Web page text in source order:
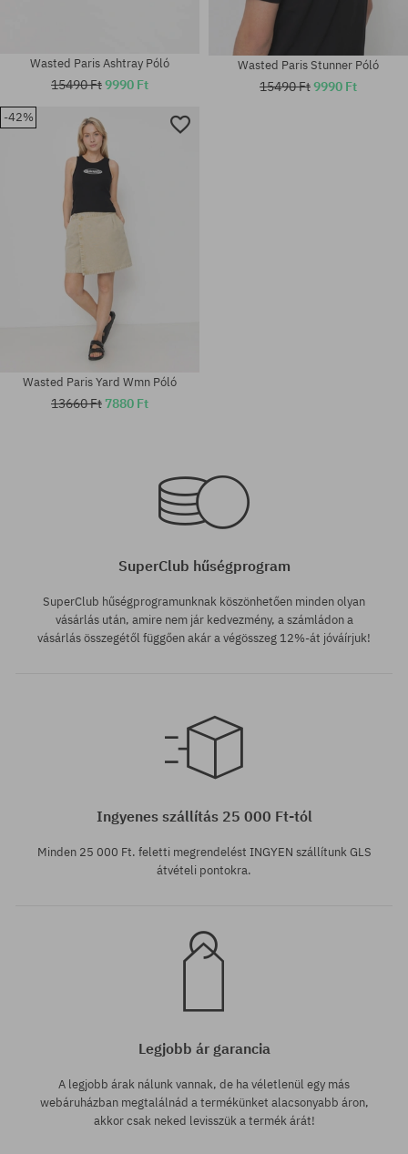
Elérhető méretek:
Wasted Paris Ashtray Póló
15490 Ft9990 Ft
M
Wasted Paris Stunner Póló
15490 Ft9990 Ft
-42%
Wasted Paris Yard Wmn Póló
13660 Ft 7880 Ft
SuperClub hűségprogram
SuperClub hűségprogramunknak köszönhetően minden olyan
vásárlás után, amire nem jár kedvezmény, a számládon a
vásárlás összegétől függően akár a végösszeg 12%-át jóváírjuk!
Ingyenes szállítás 25 000 Ft-tól
Minden 25 000 Ft. feletti megrendelést INGYEN szállítunk GLS
átvételi pontokra.
Legjobb ár garancia
A legjobb árak nálunk vannak, de ha véletlenül egy más
webáruházban megtalálnád a termékünket alacsonyabb áron,
akkor csak neked levisszük a termék árát!